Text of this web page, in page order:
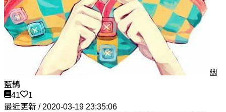
幽
藍鵲
41
1
最近更新 / 2020-03-19 23:35:06